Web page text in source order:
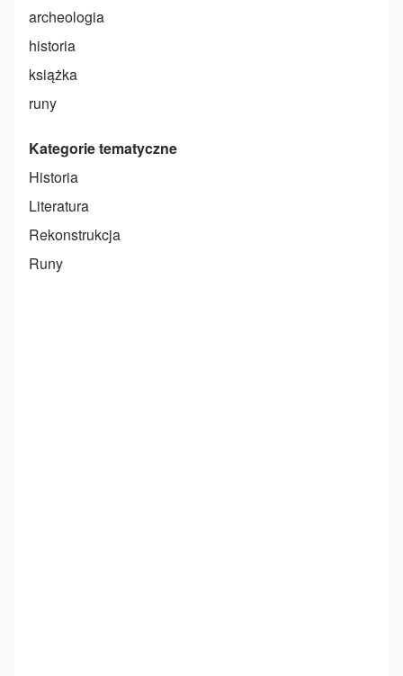
archeologia
historia
książka
runy
Kategorie tematyczne
Historia
Literatura
Rekonstrukcja
Runy